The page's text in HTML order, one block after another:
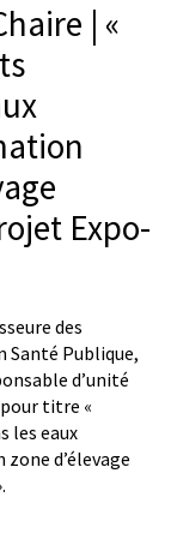
| «
Expo-
des
Santé Publique,
d’unité
titre «
les eaux
d’élevage